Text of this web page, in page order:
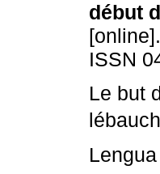
début
ISSN
Le but